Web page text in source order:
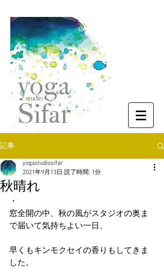
記事
秋晴れ
yogastudiosifar
2021年9月13日 読了時間: 1分
・
窓全開の中、秋の風がスタジオの奥ま
で届いて気持ちよい一日、
早くもキンモクセイの香りもしてきま
した。